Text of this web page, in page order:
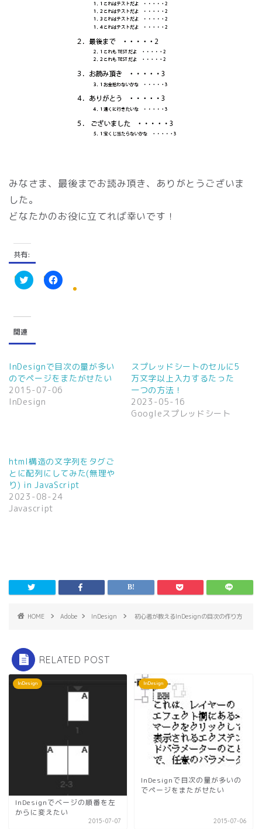
みなさま、最後までお読み頂き、ありがとうございま
した。
どなたかのお役に立てれば幸いです！
共有:
ク
し
て
T
w
t
e
r
で
共
有
ン
ド
ウ
で
開
き
ま
す
F
有
す
る
に
は
だ
さ
い
(
新
し
い
ウ
す
関連
InDesignで目次の量が多い
のでページをまたがせたい
2015-07-06
InDesign
スプレッドシートのセルに5
万文字以上入力するたった
一つの方法！
2023-05-16
Googleスプレッドシート
html構造の文字列をタグご
とに配列にしてみた(無理や
り) in JavaScript
2023-08-24
Javascript
HOME Adobe InDesign 初心者が教えるInDesignの目次の作り方
RELATED POST
InDesign
InDesignでベージの順番を左
からに変えたい
2015-07-07
InDesign
InDesignで目次の量が多いの
でページをまたがせたい
2015-07-06